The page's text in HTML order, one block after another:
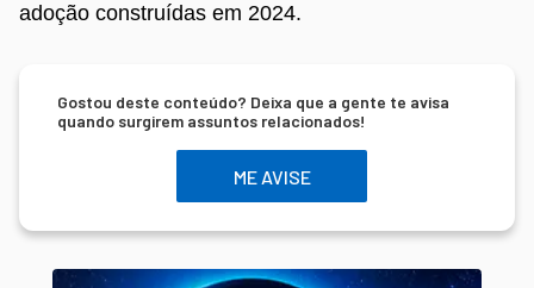
adoção construídas em 2024.
Gostou deste conteúdo? Deixa que a gente te avisa
quando surgirem assuntos relacionados!
ME AVISE